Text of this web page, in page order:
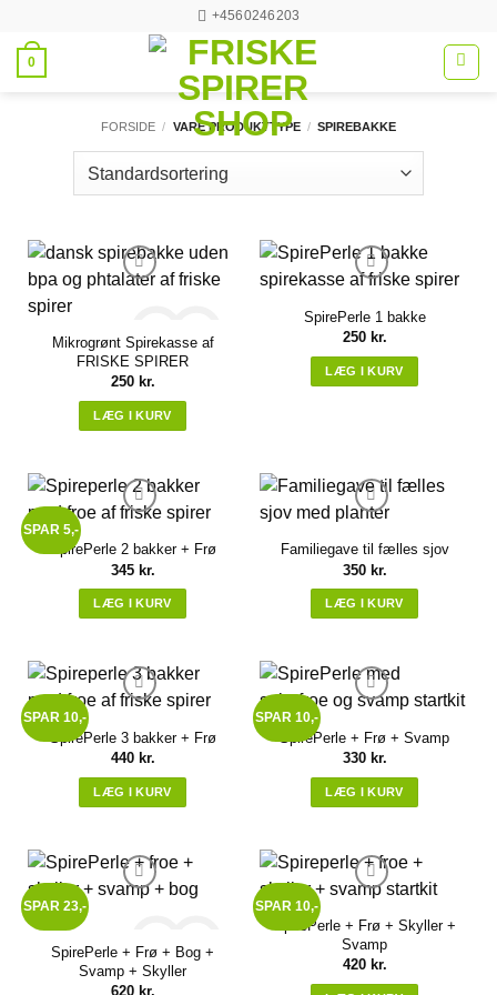
indhold
+4560246203
0
FORSIDE / VARE PRODUKTTYPE / SPIREBAKKE
Sæt på ønskeliste
Mikrogrønt Spirekasse af
FRISKE SPIRER
250 kr.
LÆG I KURV
SpirePerle 1 bakke
250 kr.
LÆG I KURV
SPAR 5,-
SpirePerle 2 bakker + Frø
345 kr.
LÆG I KURV
har
flere
Mulighederne
vælges
Familiegave til fælles sjov
350 kr.
LÆG I KURV
SPAR 10,-
SpirePerle 3 bakker + Frø
440 kr.
LÆG I KURV
har
flere
kan
vælges
SPAR 10,-
SpirePerle + Frø + Svamp
330 kr.
LÆG I KURV
har
flere
Mulighederne
kan
vælges
SPAR 23,-
SpirePerle + Frø + Bog +
Svamp + Skyller
620 kr.
SPAR 10,-
SpirePerle + Frø + Skyller +
Svamp
420 kr.